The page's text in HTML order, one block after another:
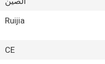
Ruijia
CE